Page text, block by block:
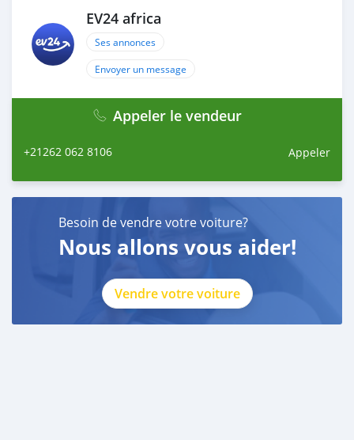
EV24 africa
Ses annonces
Envoyer un message
Appeler le vendeur
+21262 062 8106 Appeler
Besoin de vendre votre voiture?
Nous allons vous aider!
Vendre votre voiture